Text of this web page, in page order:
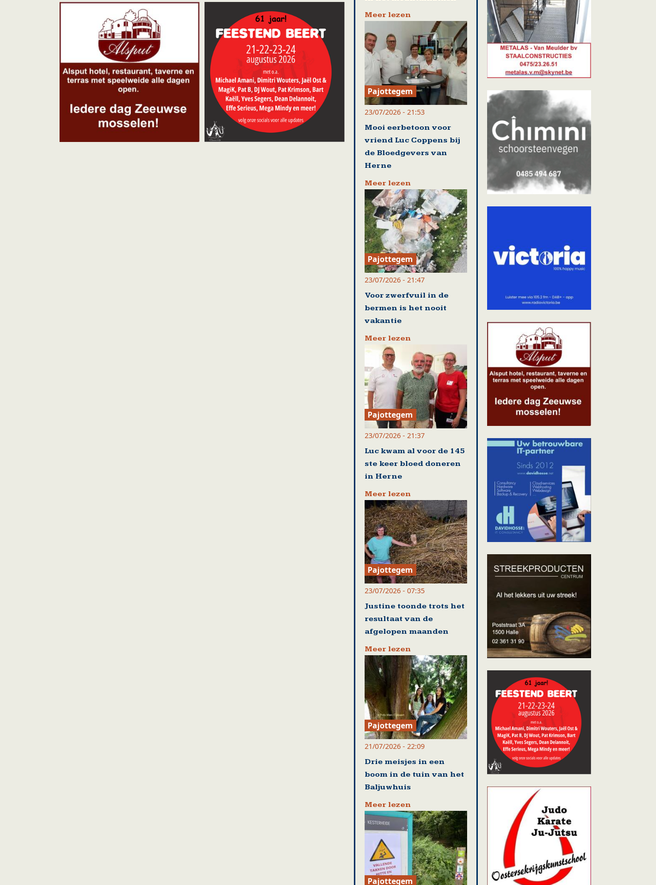
Meer lezen
Pajottegem
23/07/2026 - 21:53
Mooi eerbetoon voor
vriend Luc Coppens bij
de Bloedgevers van
Herne
Meer lezen
Pajottegem
23/07/2026 - 21:47
Voor zwerfvuil in de
bermen is het nooit
vakantie
Meer lezen
Pajottegem
23/07/2026 - 21:37
Luc kwam al voor de 145
ste keer bloed doneren
in Herne
Meer lezen
Pajottegem
23/07/2026 - 07:35
Justine toonde trots het
resultaat van de
afgelopen maanden
Meer lezen
Pajottegem
21/07/2026 - 22:09
Drie meisjes in een
boom in de tuin van het
Baljuwhuis
Meer lezen
Pajottegem